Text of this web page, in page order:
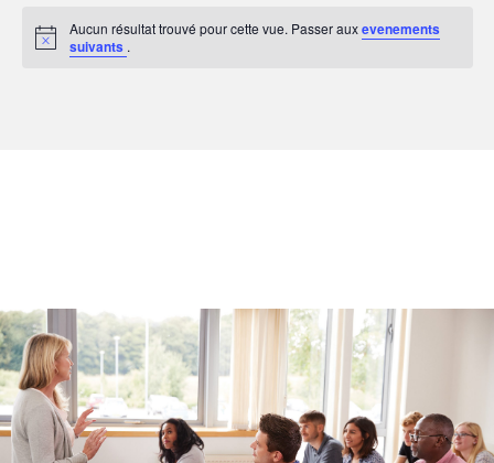
Aucun résultat trouvé pour cette vue. Passer auxevenements
suivants .